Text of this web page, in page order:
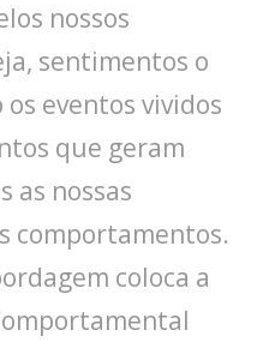
nossos
sentimentos o
eventos vividos
que geram
as nossas
comportamentos.
coloca a